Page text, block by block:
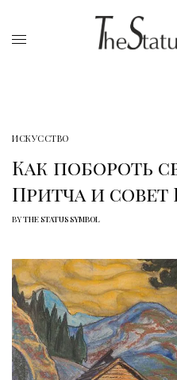
ИСКУССТВО
Как побороть
Притча и
BYTHE STATUS SYMBOL